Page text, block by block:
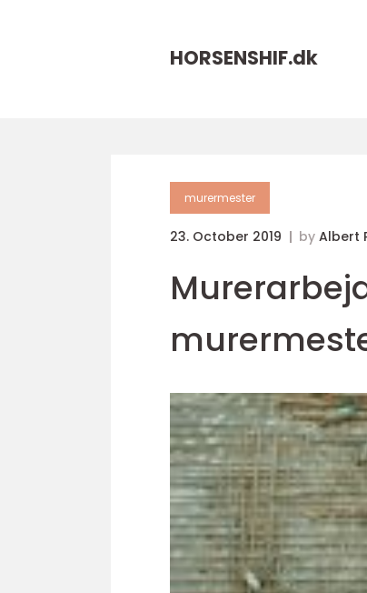
HORSENSHIF.dk
murermester
23. October 2019 by Albert